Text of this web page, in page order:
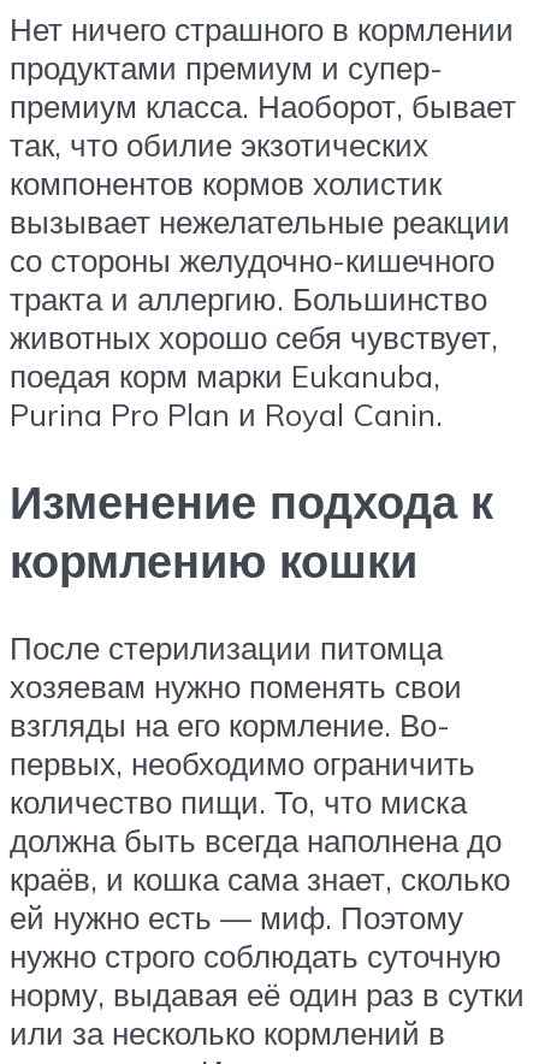
Нет ничего страшного в кормлении
продуктами премиум и супер-
премиум класса. Наоборот, бывает
так, что обилие экзотических
компонентов кормов холистик
вызывает нежелательные реакции
со стороны желудочно-кишечного
тракта и аллергию. Большинство
животных хорошо себя чувствует,
поедая корм марки Eukanuba,
Purina Pro Plan и Royal Canin.
Изменение подхода к
кормлению кошки
После стерилизации питомца
хозяевам нужно поменять свои
взгляды на его кормление. Во-
первых, необходимо ограничить
количество пищи. То, что миска
должна быть всегда наполнена до
краёв, и кошка сама знает, сколько
ей нужно есть — миф. Поэтому
нужно строго соблюдать суточную
норму, выдавая её один раз в сутки
или за несколько кормлений в